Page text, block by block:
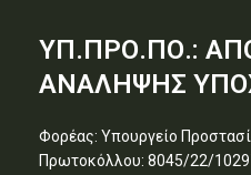
ΥΠ.ΠΡΟ.ΠΟ.:
ΑΝΑΛΗΨΗΣ
Φορέας: Υπουργείο
Πρωτοκόλλου: 8045/22/